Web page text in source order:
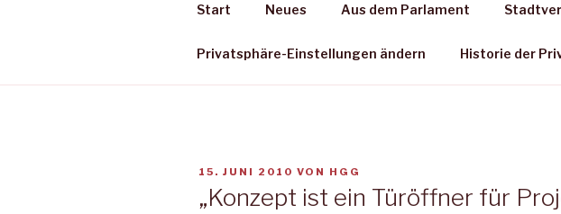
Start Neues Aus dem Parlament
Privatsphäre-Einstellungen ändern Historie der
VERÖFFENTLICHT
15. JUNI 2010 VON HGG
„Konzept ist ein Türöffner für